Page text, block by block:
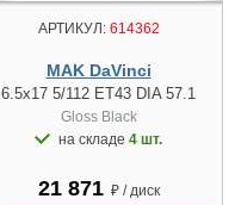
АРТИКУЛ:614362
MAK DaVinci
6.5x17 5/112 ET43 DIA 57.1
Gloss Black
на складе 4 шт.
21 871 ₽ / диск